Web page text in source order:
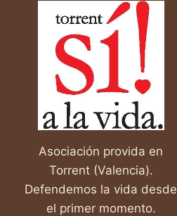
Asociación provida en
Torrent (Valencia).
Defendemos la vida desde
el primer momento.